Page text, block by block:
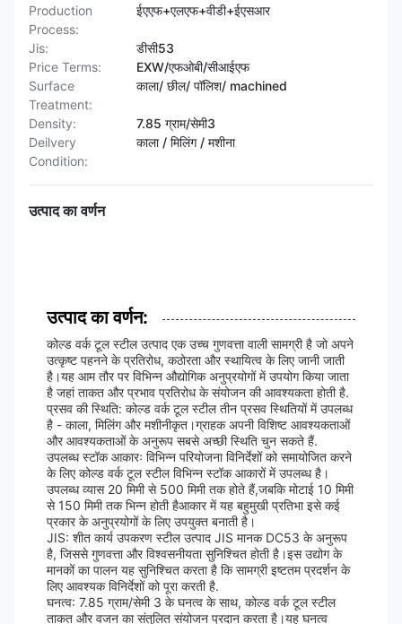
Production
Process:
ईएएफ+एलएफ+वीडी+ईएसआर
Jis:
डीसी53
Price Terms:
EXW/एफओबी/सीआईएफ
Surface
Treatment:
काला/ छील/ पॉलिश/ machined
Density:
7.85 ग्राम/सेमी3
Deilvery
Condition:
काला / मिलिंग / मशीना
उत्पाद का वर्णन
उत्पाद का वर्णन:
कोल्ड वर्क टूल स्टील उत्पाद एक उच्च गुणवत्ता वाली सामग्री है जो अपने
उत्कृष्ट पहनने के प्रतिरोध, कठोरता और स्थायित्व के लिए जानी जाती
है।यह आम तौर पर विभिन्न औद्योगिक अनुप्रयोगों में उपयोग किया जाता
है जहां ताकत और प्रभाव प्रतिरोध के संयोजन की आवश्यकता होती है.
प्रसव की स्थिति: कोल्ड वर्क टूल स्टील तीन प्रसव स्थितियों में उपलब्ध
है - काला, मिलिंग और मशीनीकृत।ग्राहक अपनी विशिष्ट आवश्यकताओं
और आवश्यकताओं के अनुरूप सबसे अच्छी स्थिति चुन सकते हैं.
उपलब्ध स्टॉक आकारः विभिन्न परियोजना विनिर्देशों को समायोजित करने
के लिए कोल्ड वर्क टूल स्टील विभिन्न स्टॉक आकारों में उपलब्ध है।
उपलब्ध व्यास 20 मिमी से 500 मिमी तक होते हैं,जबकि मोटाई 10 मिमी
से 150 मिमी तक भिन्न होती हैआकार में यह बहुमुखी प्रतिभा इसे कई
प्रकार के अनुप्रयोगों के लिए उपयुक्त बनाती है।
JIS: शीत कार्य उपकरण स्टील उत्पाद JIS मानक DC53 के अनुरूप
है, जिससे गुणवत्ता और विश्वसनीयता सुनिश्चित होती है।इस उद्योग के
मानकों का पालन यह सुनिश्चित करता है कि सामग्री इष्टतम प्रदर्शन के
लिए आवश्यक विनिर्देशों को पूरा करती है.
घनत्व: 7.85 ग्राम/सेमी 3 के घनत्व के साथ, कोल्ड वर्क टूल स्टील
ताकत और वजन का संतुलित संयोजन प्रदान करता है।यह घनत्व